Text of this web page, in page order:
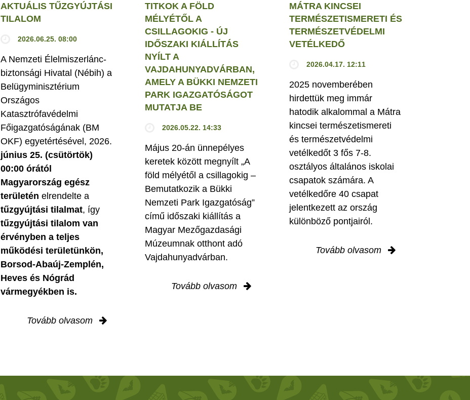
AKTUÁLIS TŰZGYÚJTÁSI
TILALOM
2026.06.25. 08:00
A Nemzeti Élelmiszerlánc-
biztonsági Hivatal (Nébih) a
Belügyminisztérium
Országos
Katasztrófavédelmi
Főigazgatóságának (BM
OKF) egyetértésével, 2026.
június 25. (csütörtök)
00:00 órától
Magyarország egész
területén elrendelte a
tűzgyújtási tilalmat, így
tűzgyújtási tilalom van
érvényben a teljes
működési területünkön,
Borsod-Abaúj-Zemplén,
Heves és Nógrád
vármegyékben is.
Tovább olvasom
TITKOK A FÖLD
MÉLYÉTŐL A
CSILLAGOKIG - ÚJ
IDŐSZAKI KIÁLLÍTÁS
NYÍLT A
VAJDAHUNYADVÁRBAN,
AMELY A BÜKKI NEMZETI
PARK IGAZGATÓSÁGOT
MUTATJA BE
2026.05.22. 14:33
Május 20-án ünnepélyes
keretek között megnyílt „A
föld mélyétől a csillagokig –
Bemutatkozik a Bükki
Nemzeti Park Igazgatóság”
című időszaki kiállítás a
Magyar Mezőgazdasági
Múzeumnak otthont adó
Vajdahunyadvárban.
Tovább olvasom
MÁTRA KINCSEI
TERMÉSZETISMERETI ÉS
TERMÉSZETVÉDELMI
VETÉLKEDŐ
2026.04.17. 12:11
2025 novemberében
hirdettük meg immár
hatodik alkalommal a Mátra
kincsei természetismereti
és természetvédelmi
vetélkedőt 3 fős 7-8.
osztályos általános iskolai
csapatok számára. A
vetélkedőre 40 csapat
jelentkezett az ország
különböző pontjairól.
Tovább olvasom